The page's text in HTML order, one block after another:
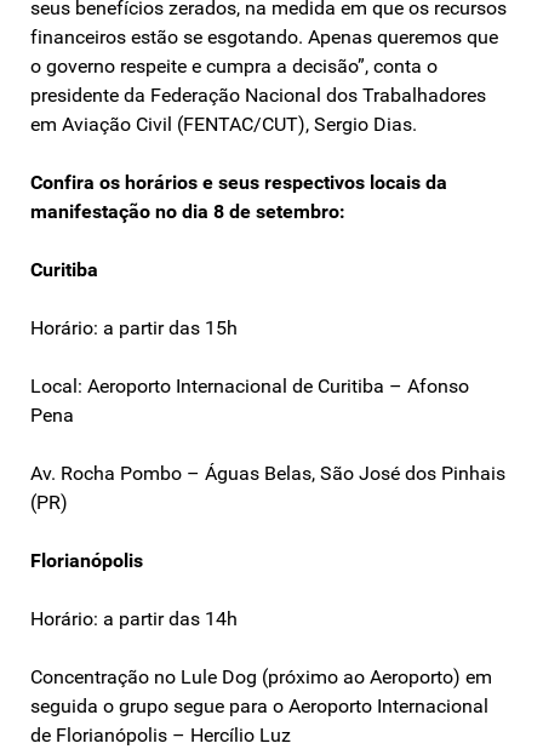
seus benefícios zerados, na medida em que os recursos
financeiros estão se esgotando. Apenas queremos que
o governo respeite e cumpra a decisão”, conta o
presidente da Federação Nacional dos Trabalhadores
em Aviação Civil (FENTAC/CUT), Sergio Dias.
Confira os horários e seus respectivos locais da
manifestação no dia 8 de setembro:
Curitiba
Horário: a partir das 15h
Local: Aeroporto Internacional de Curitiba – Afonso
Pena
Av. Rocha Pombo – Águas Belas, São José dos Pinhais
(PR)
Florianópolis
Horário: a partir das 14h
Concentração no Lule Dog (próximo ao Aeroporto) em
seguida o grupo segue para o Aeroporto Internacional
de Florianópolis – Hercílio Luz